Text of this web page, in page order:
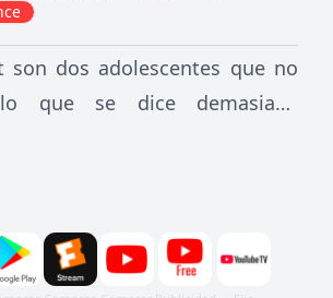
son dos adolescentes que no
que se dice demasiada
entre las chicas. Un día,
crear por ordenador una mujer
les obedezca en todo, para
delante de sus amigos y no